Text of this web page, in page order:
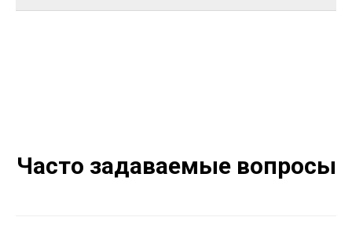
Часто задаваемые вопросы